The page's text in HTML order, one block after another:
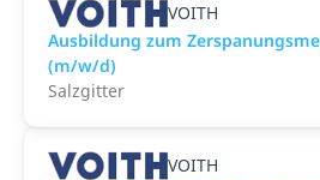
VOITH
Ausbildung zum
(m/w/d)
Salzgitter
VOITH